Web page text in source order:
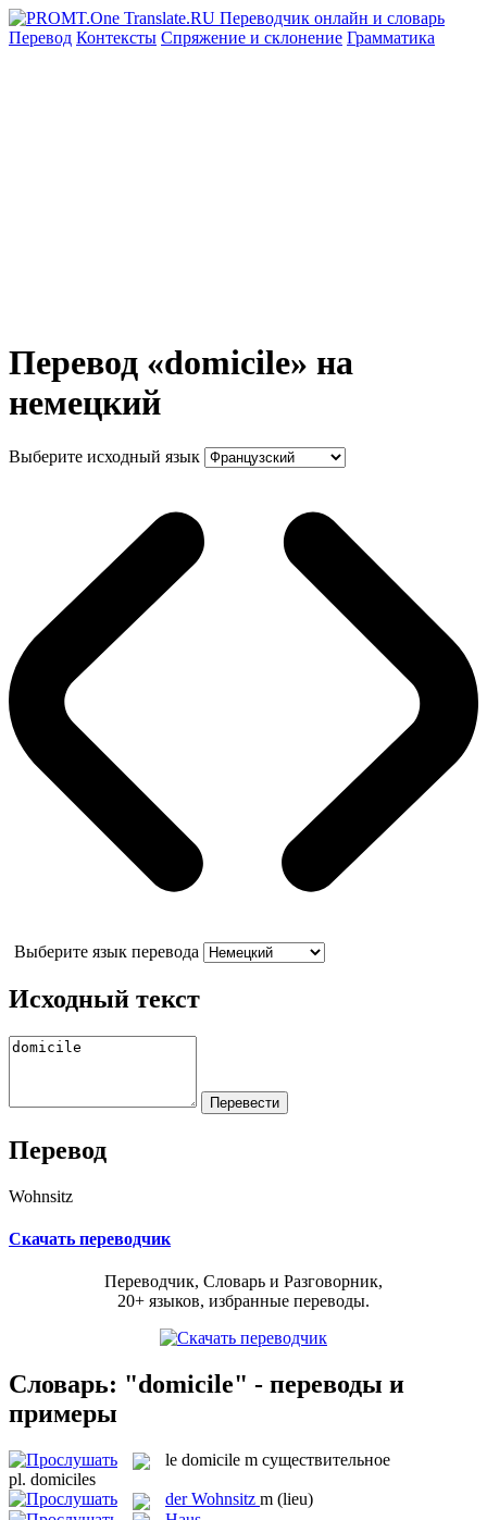
Перевод Контексты Спряжение и склонение Грамматика
Перевод «domicile» на
немецкий
Выберите исходный язык
Выберите язык перевода
Исходный текст
Перевод
Wohnsitz
Скачать переводчик
Переводчик, Словарь и Разговорник,
20+ языков, избранные переводы.
Словарь: "domicile" - переводы и
примеры
le domicile m существительное
pl. domiciles
derWohnsitz m (lieu)